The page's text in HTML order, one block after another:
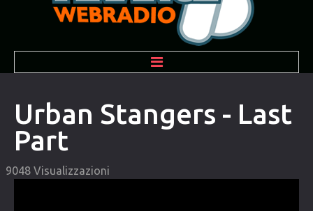
BENVENUTI
PROGRAMMI
COMMUNITY
Urban Stangers - Last
Part
9048 Visualizzazioni